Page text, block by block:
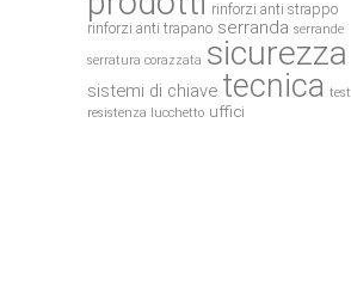
rinforzi anti strappo
rinforzi anti trapano serranda serrande
serratura corazzata sicurezza
sistemi di chiave tecnica test
resistenza lucchetto uffici